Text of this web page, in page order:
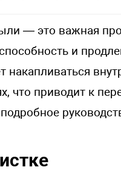
— это важная
и
что приводит к